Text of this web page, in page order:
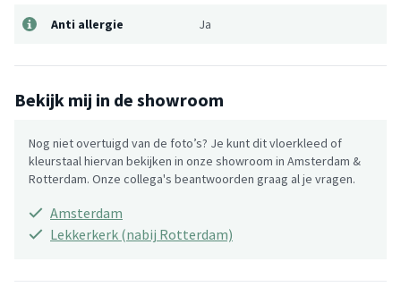
Anti allergie Ja
Bekijk mij in de showroom
Nog niet overtuigd van de foto’s? Je kunt dit vloerkleed of
kleurstaal hiervan bekijken in onze showroom in Amsterdam &
Rotterdam. Onze collega's beantwoorden graag al je vragen.
Amsterdam
Lekkerkerk (nabij Rotterdam)